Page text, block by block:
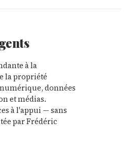
à la
la propriété
données
et médias.
à l'appui — sans
par Frédéric